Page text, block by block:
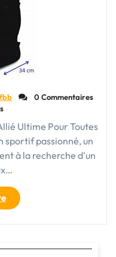
0 Commentaires
Ultime Pour Toutes
sportif passionné, un
à la recherche d'un
"Le
Sac
de
100